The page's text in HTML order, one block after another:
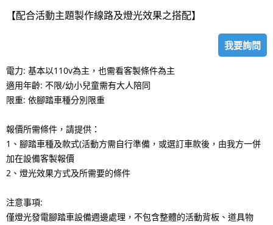
【配合活動主題製作線路及燈光效果之搭配】
我要詢問
電力: 基本以110v為主，也需看客製條件為主
適用年齡: 不限/幼小兒童需有大人陪同
限重: 依腳踏車種分別限重
報價所需條件，請提供：
1、腳踏車種及款式(活動方需自行準備，或選訂車款後，由我方一併
加在設備客製報價
2、燈光效果方式及所需要的條件
注意事項:
僅燈光發電腳踏車設備週邊處理，不包含整體的活動背板、道具物